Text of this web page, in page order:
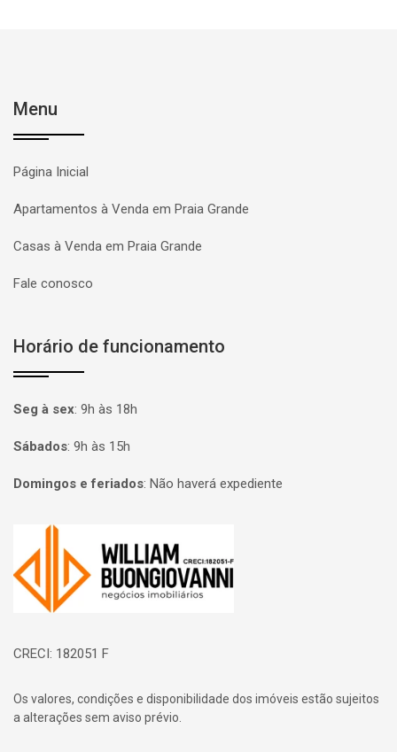
Menu
Página Inicial
Apartamentos à Venda em Praia Grande
Casas à Venda em Praia Grande
Fale conosco
Horário de funcionamento
Seg à sex: 9h às 18h
Sábados: 9h às 15h
Domingos e feriados: Não haverá expediente
Página inicial
CRECI: 182051 F
Os valores, condições e disponibilidade dos imóveis estão sujeitos
a alterações sem aviso prévio.